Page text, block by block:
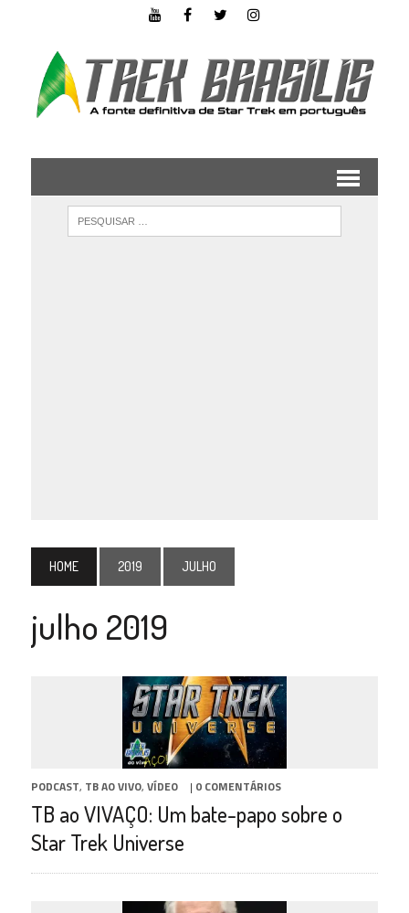
HOME 2019 JULHO
julho 2019
PODCAST, TB AO VIVO, VÍDEO | 0 COMENTÁRIOS
TB ao VIVAÇO: Um bate-papo sobre o
Star Trek Universe